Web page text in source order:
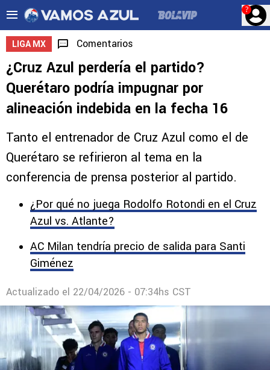
?
LIGA MX Comentarios
¿Cruz Azul perdería el partido?
Querétaro podría impugnar por
alineación indebida en la fecha 16
Tanto el entrenador de Cruz Azul como el de
Querétaro se refirieron al tema en la
conferencia de prensa posterior al partido.
¿Por qué no juega Rodolfo Rotondi en el Cruz
Azul vs. Atlante?
AC Milan tendría precio de salida para Santi
Giménez
Actualizado el 22/04/2026 - 07:34hs CST